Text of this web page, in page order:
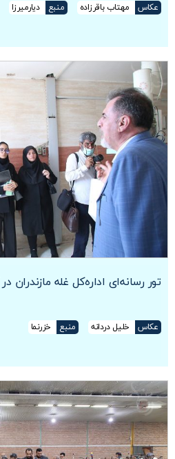
عکاس مهتاب باقرزاده منبع
دیارمیرزا
تور رسانه‌ای اداره‌کل غله مازندران در
عکاس خلیل دردانه منبع
خزرنما